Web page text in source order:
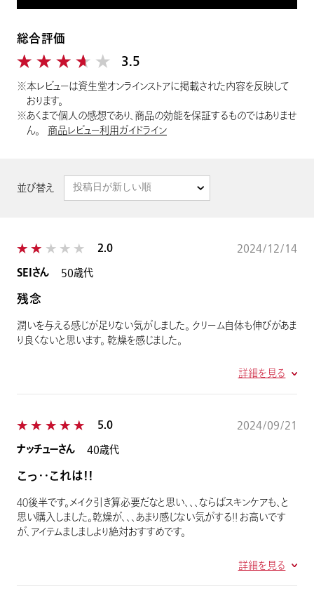
総合評価
★★★★★
★★★★★ 3.5
※本レビューは資生堂オンラインストアに掲載された内容を反映して
おります。
※あくまで個人の感想であり、商品の効能を保証するものではありませ
ん。
商品レビュー利用ガイドライン
並び替え 投稿日が新しい順
★★★★★
★★★★★ 2.0 2024/12/14
SEIさん 50歳代
残念
潤いを与える感じが足りない気がしました。 クリーム自体も伸びがあま
り良くないと思います。 乾燥を感じました。
詳細を見る
★★★★★
★★★★★ 5.0 2024/09/21
ナッチューさん 40歳代
こっ・・これは！！
４０後半です。メイク引き算必要だなと思い、、、ならばスキンケアも、と
思い購入しました。乾燥が、、、あまり感じない気がする！！ お高いです
が、アイテムましましより絶対おすすめです。
詳細を見る